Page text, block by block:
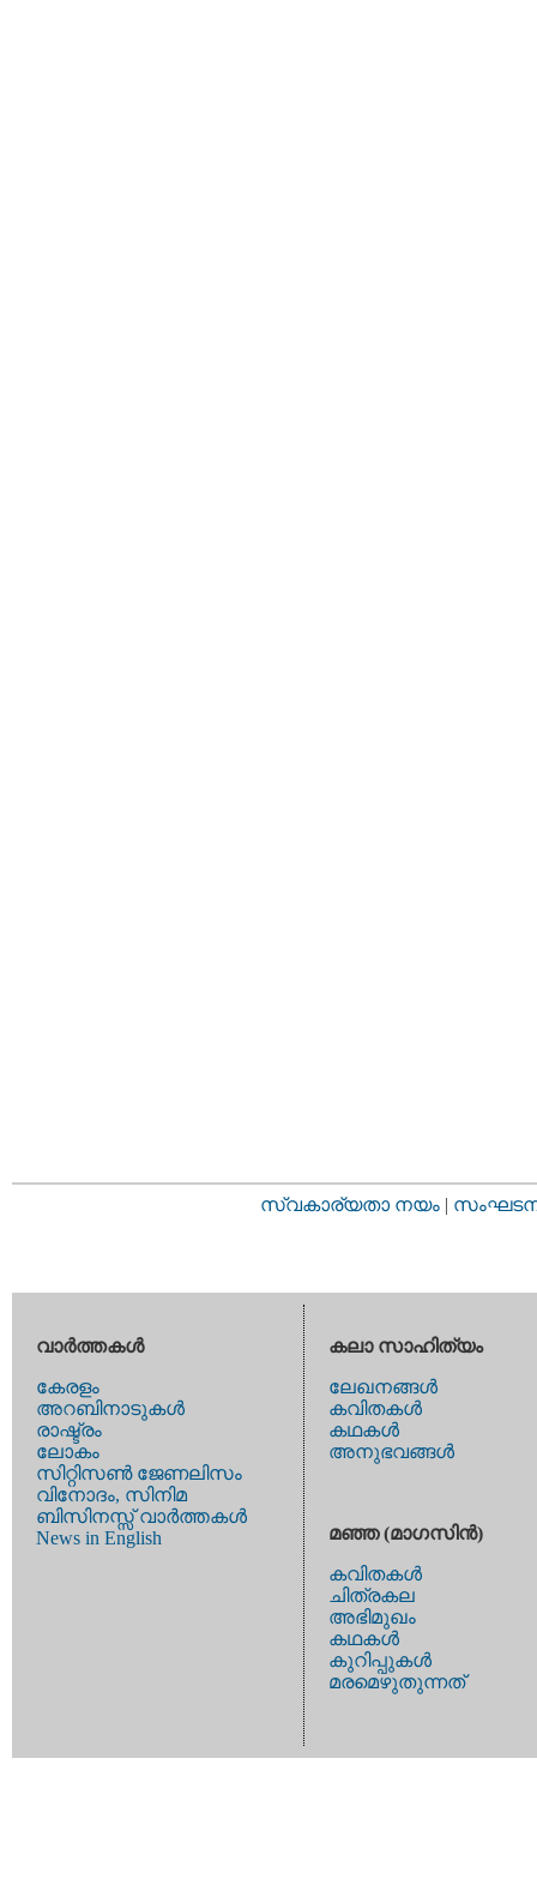
സ്വകാര്യതാ നയം |
വാര്‍ത്തകള്‍
കേരളം
അറബിനാടുകള്‍
രാഷ്ട്രം
ലോകം
സിറ്റിസണ്‍ ജേണലിസം
വിനോദം, സിനിമ
ബിസിനസ്സ് വാര്‍ത്തകള്‍
News in English
കലാ സാഹിത്യം
ലേഖനങ്ങള്‍
കവിതകള്‍
കഥകള്‍
അനുഭവങ്ങള്‍
മഞ്ഞ (മാഗസിന്‍)
കവിതകള്‍
ചിത്രകല
അഭിമുഖം
കഥകള്‍
കുറിപ്പുകള്‍
മരമെഴുതുന്നത്